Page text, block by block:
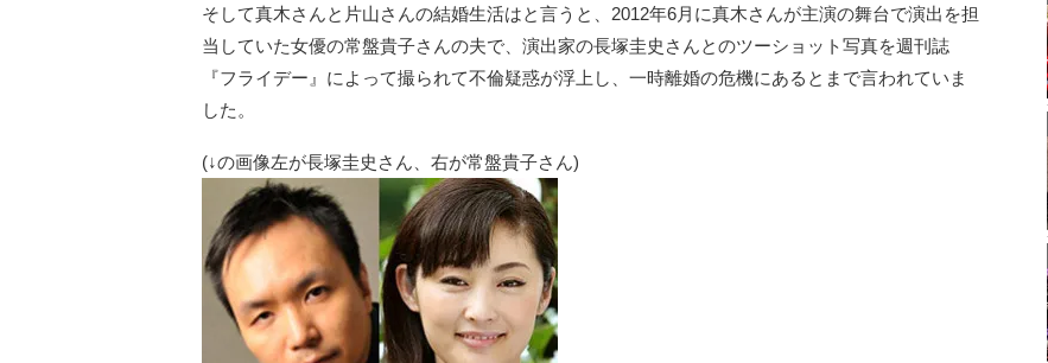
そして真木さんと片山さんの結婚生活はと言うと、2012年6月に真木さんが主演の舞台で演出を担
当していた女優の常盤貴子さんの夫で、演出家の長塚圭史さんとのツーショット写真を週刊誌
『フライデー』によって撮られて不倫疑惑が浮上し、一時離婚の危機にあるとまで言われていま
した。
(↓の画像左が長塚圭史さん、右が常盤貴子さん)